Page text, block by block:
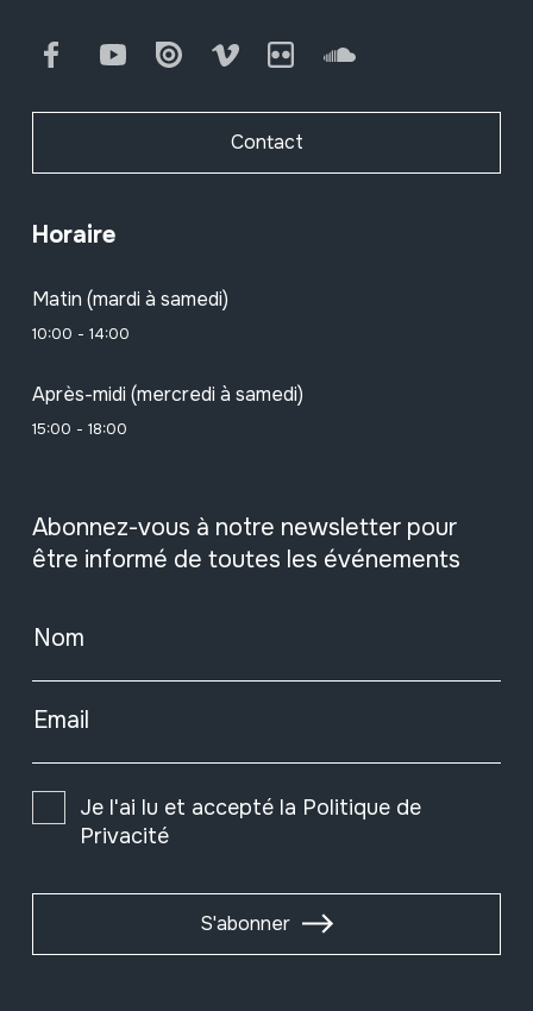
FacebookYoutube Issuu Vimeo Flickr SoundCloud
Contact
Horaire
Matin (mardi à samedi)
10:00 - 14:00
Après-midi (mercredi à samedi)
15:00 - 18:00
Abonnez-vous à notre newsletter pour
être informé de toutes les événements
Nom
Email
Je l'ai lu et accepté la Politique de
Privacité
S'abonner